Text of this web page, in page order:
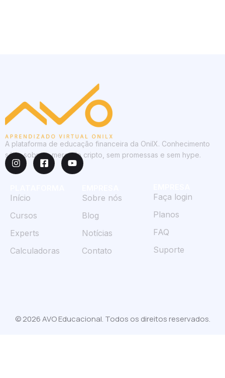
A plataforma de educação financeira da OnilX. Conhecimento
sério sobre o mercado cripto, sem promessas e sem hype.
Início
Cursos
Experts
Calculadoras
Sobre nós
Blog
Notícias
Contato
Faça login
Planos
FAQ
Suporte
© 2026 AVO Educacional. Todos os direitos reservados.